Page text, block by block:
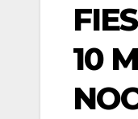
10